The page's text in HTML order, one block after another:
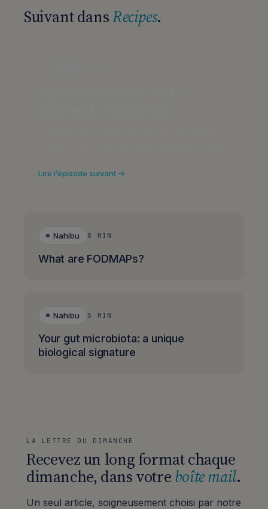
Suivant dansRecipes.
Lire l’épisode suivant →
Nahibu 8 MIN
What are FODMAPs?
Nahibu 5 MIN
Your gut microbiota: a unique
biological signature
LA LETTRE DU DIMANCHE
Recevez un long format chaque
dimanche, dans votreboîte mail.
Un seul article, soigneusement choisi par notre